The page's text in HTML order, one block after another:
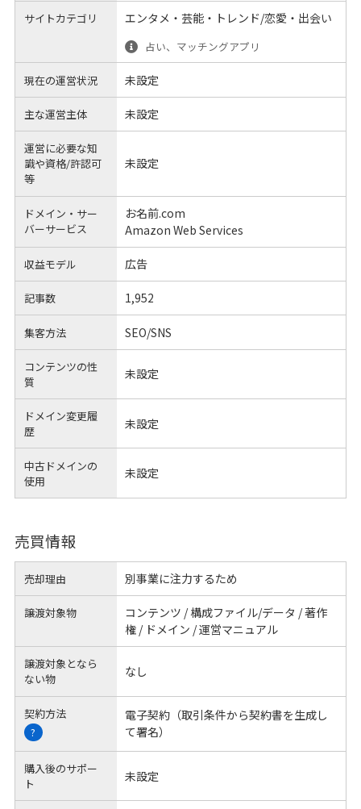
サイトカテゴリ エンタメ・芸能・トレンド/恋愛・出会い
占い、マッチングアプリ
現在の運営状況 未設定
主な運営主体 未設定
運営に必要な知
識や資格/許認可
等
未設定
ドメイン・サー
バーサービス
お名前.com
Amazon Web Services
収益モデル 広告
記事数 1,952
集客方法 SEO/SNS
コンテンツの性
質
未設定
ドメイン変更履
歴
未設定
中古ドメインの
使用
未設定
売買情報
売却理由 別事業に注力するため
譲渡対象物
コンテンツ / 構成ファイル/データ / 著作
権 / ドメイン / 運営マニュアル
譲渡対象となら
ない物
なし
契約方法
?
電子契約（取引条件から契約書を生成し
て署名）
購入後のサポー
ト
未設定